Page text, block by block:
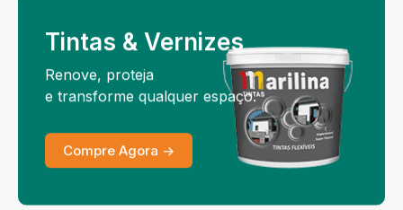
Tintas & Vernizes
Renove, proteja
e transforme qualquer espaço.
Compre Agora ->